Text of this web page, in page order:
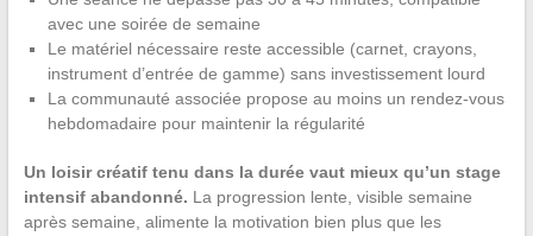
avec une soirée de semaine
Le matériel nécessaire reste accessible (carnet, crayons,
instrument d’entrée de gamme) sans investissement lourd
La communauté associée propose au moins un rendez-vous
hebdomadaire pour maintenir la régularité
Un loisir créatif tenu dans la durée vaut mieux qu’un stage
intensif abandonné. La progression lente, visible semaine
après semaine, alimente la motivation bien plus que les